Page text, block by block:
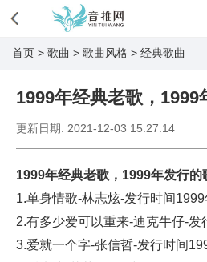
首页 > 歌曲 > 歌曲风格 > 经典歌曲
1999年经典老歌，1999
更新日期: 2021-12-03 15:27:14
1999年经典老歌，1999年发行的
1.单身情歌-林志炫-发行时间1999
2.有多少爱可以重来-迪克牛仔-发
3.爱就一个字-张信哲-发行时间